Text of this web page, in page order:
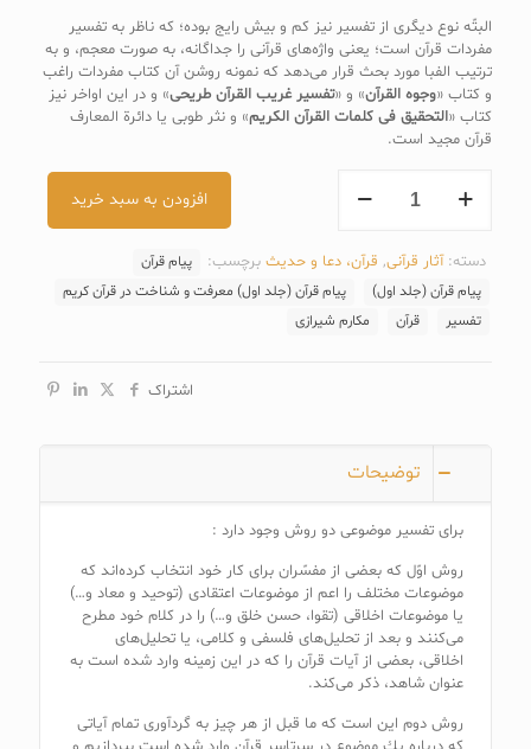
البتّه نوع ديگرى از تفسير نيز كم و بيش رايج بوده؛ كه ناظر به تفسير
مفردات قرآن است؛ يعنى واژه‌هاى قرآنى را جداگانه، به صورت معجم، و به
ترتيب الفبا مورد بحث قرار مى‌دهد كه نمونه روشن آن كتاب مفردات راغب
و كتاب «وجوه القرآن» و «تفسير غريب القرآن طريحى» و در اين اواخر نيز
كتاب «التحقيق فى كلمات القرآن الكريم» و نثر طوبى يا دائرة المعارف
قرآن مجيد است.
پیام
اول)
معرفت
افزودن به سبد خرید
دسته:آثار قرآنی, قرآن، دعا و حدیث برچسب:
پیام قرآن
پیام قرآن (جلد اول)
پیام قرآن (جلد اول) معرفت و شناخت در قرآن کریم
تفسیر
قرآن مکارم شیرازی
اشتراک
توضیحات
براى تفسير موضوعى دو روش وجود دارد :
روش اوّل كه بعضى از مفسّران براى كار خود انتخاب كرده‌اند كه
موضوعات مختلف را اعم از موضوعات اعتقادى (توحيد و معاد و…)
يا موضوعات اخلاقى (تقوا، حسن خلق و…) را در كلام خود مطرح
مى‌كنند و بعد از تحليل‌هاى فلسفى و كلامى، يا تحليل‌هاى
اخلاقى، بعضى از آيات قرآن را كه در اين زمينه وارد شده است به
عنوان شاهد، ذكر مى‌كند.
روش دوم اين است كه ما قبل از هر چيز به گردآورى تمام آياتى